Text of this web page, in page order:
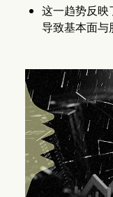
这一趋势反映
导致基本面与